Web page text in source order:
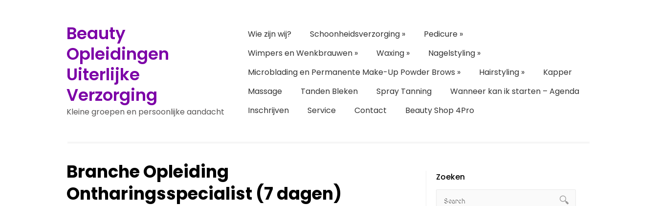
Beauty
Opleidingen
Uiterlijke
Verzorging
Kleine groepen en persoonlijke aandacht
Wie zijn wij? Schoonheidsverzorging» Pedicure»
Wimpers en Wenkbrauwen» Waxing» Nagelstyling»
Microblading en Permanente Make-Up Powder Brows » Hairstyling»
Kapper
Massage
Tanden Bleken Spray Tanning
Wanneer kan ik starten – Agenda
Inschrijven
Service Contact Beauty Shop 4Pro
Branche Opleiding
Ontharingsspecialist (7 dagen)
Zoeken